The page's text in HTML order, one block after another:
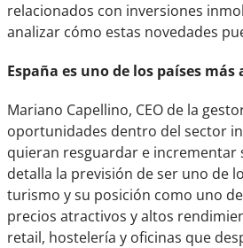
relacionados con inversiones
analizar cómo estas novedades
España es uno de los países
Mariano Capellino, CEO de la
oportunidades dentro del sector
quieran resguardar e incrementar
detalla la previsión de ser uno de
turismo y su posición como uno
precios atractivos y altos
retail, hostelería y oficinas que